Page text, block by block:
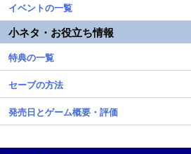
イベントの一覧
小ネタ・お役立ち情報
特典の一覧
セーブの方法
発売日とゲーム概要・評価